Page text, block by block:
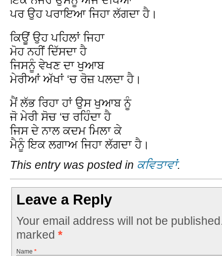
ਪਰ ਉਹ ਪਰਾਇਆ ਜਿਹਾ ਲੱਗਦਾ ਹੈ।
ਕਿਊਂ ਉਹ ਪਹਿਲਾਂ ਜਿਹਾ
ਮੋਹ ਨਹੀਂ ਦਿੱਸਦਾ ਹੈ
ਜਿਸਨੂੰ ਵੇਖਣ ਦਾ ਖੁਆਬ
ਮੇਰੀਆਂ ਅੱਖਾਂ ‘ਚ ਰੋਜ਼ ਪਲਦਾ ਹੈ।
ਮੈਂ ਲੱਭ ਰਿਹਾ ਹਾਂ ਉਸ ਖੁਆਬ ਨੂੰ
ਜੋ ਮੇਰੀ ਸੋਚ ‘ਚ ਰਹਿੰਦਾ ਹੈ
ਜਿਸ ਦੇ ਨਾਲ ਕਦਮ ਮਿਲਾ ਕੇ
ਮੈਨੂੰ ਇਕ ਲਗਾਅ ਜਿਹਾ ਲੱਗਦਾ ਹੈ।
This entry was posted in ਕਵਿਤਾਵਾਂ.
Leave a Reply
Your email address will not be
marked *
Name *